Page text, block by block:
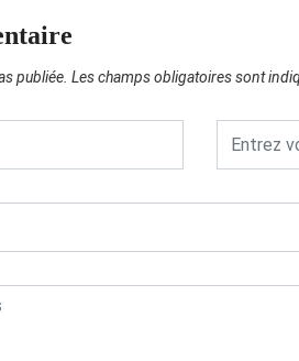
publiée. Les champs obligatoires sont